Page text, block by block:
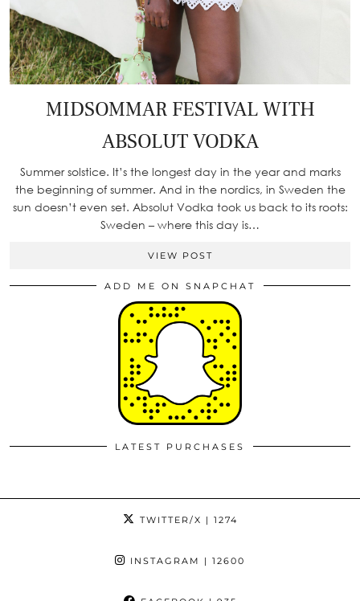
MIDSOMMAR FESTIVAL WITH
ABSOLUT VODKA
Summer solstice. It’s the longest day in the year and marks
the beginning of summer. And in the nordics, in Sweden the
sun doesn’t even set. Absolut Vodka took us back to its roots:
Sweden – where this day is…
VIEW POST
ADD ME ON SNAPCHAT
LATEST PURCHASES
TWITTER/X | 1274
INSTAGRAM | 12600